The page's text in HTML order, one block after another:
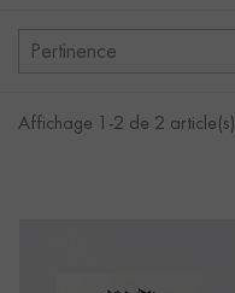
Pertinence
Affichage 1-2 de 2 article(s)